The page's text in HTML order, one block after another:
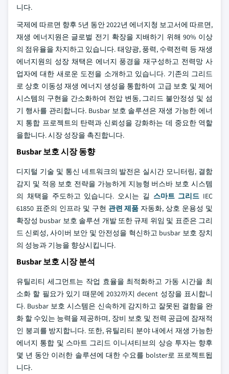
니다.
국제에 따르면 향후 5년 동안 2022년 에너지청 보고서에 따르면,
재생 에너지원은 글로벌 전기 확장을 지배하기 위해 90% 이상
의 점유율을 차지하고 있습니다. 태양광, 풍력, 수력전력 등 재생
에너지원의 성장 채택은 에너지 풍경을 재구성하고 전력망 사
업자에 대한 새로운 도전을 소개하고 있습니다. 기존의 그리드
로 상호 이동성 재생 에너지 생성을 통합하여 고급 보호 및 제어
시스템의 구현을 간소화하여 전압 변동, 그리드 불안정성 및 섬
기 행사를 관리합니다. Busbar 보호 솔루션은 재생 가능한 에너
지 통합 프로젝트의 탄력과 신뢰성을 강화하는 데 중요한 역할
을합니다. 시장 성장을 촉진합니다.
Busbar 보호 시장 동향
디지털 기술 및 통신 네트워크의 발전은 실시간 모니터링, 결함
감지 및 적응 보호 전략을 가능하게 지능형 버스바 보호 시스템
의 채택을 주도하고 있습니다. 오시는 길 스마트 그리드 IEC
61850 표준의 인프라 및 구현 관련 제품 자동화, 상호 운용성 및
확장성 busbar 보호 솔루션 개발 또한 규제 위임 및 표준은 그리
드 신뢰성, 사이버 보안 및 안전성을 혁신하고 busbar 보호 장치
의 성능과 기능을 향상시킵니다.
Busbar 보호 시장 분석
유틸리티 세그먼트는 작업 효율을 최적화하고 가동 시간을 최
소화 할 필요가 있기 때문에 2032까지 decent 성장을 표시합니
다. Busbar 보호 시스템은 신속하게 감지하고 잘못된 결함을 완
화 할 수있는 능력을 제공하며, 장비 보호 및 전력 공급에 잠재적
인 붕괴를 방지합니다. 또한, 유틸리티 분야 내에서 재생 가능한
에너지 통합 및 스마트 그리드 이니셔티브의 상승 투자는 향후
몇 년 동안 이러한 솔루션에 대한 수요를 bolster로 프로젝트됩
니다.